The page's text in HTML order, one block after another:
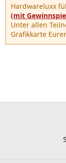
Hardwareluxx
(mit
Unter allen
Grafikkarte